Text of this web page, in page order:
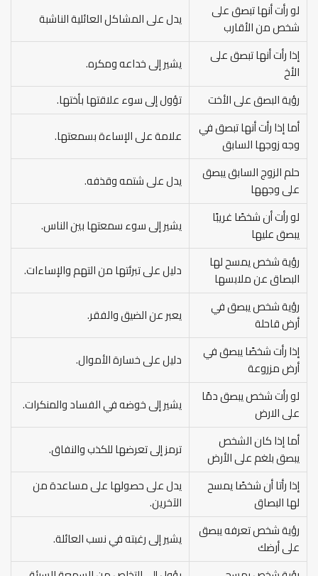
لو رأت أنها تبصق على
شخص من الأقارب
يدل على المشاكل العائلية الناشبة
إذا رأت أنها تبصق على
الأخ
يشير إلى خداعه ومكره.
رؤية البصق على الأخت
تؤول إلى سوء علاقتها بأختها.
أما إذا رأت أنها تبصق في
وجه زوجها السابق
علامة على الإساءة بسمعتها.
حلم الزوج السابق يبصق
على وجهها
يدل على شتمه وقذفه.
لو رأت أن شخصًا غريبًا
يبصق عليها
يشير إلى سوء سمعتها بين الناس.
رؤية شخص يمسح لها
البصاق عن ملابسها
دليل على تبرئتها من التهم والإساءات.
رؤية شخص يبصق في
أرض قاحلة
يعبر عن الضيق والفقر.
إذا رأت شخصًا يبصق في
أرض مزروعة
دليل على خسارة الأموال.
لو رأت شخص يبصق دمًا
على الارض
يشير إلى خوضه في الفساد والمنكرات.
أما إذا كان الشخص
يبصق بلغم على الأرض
ترمز إلى تعرضها للكذب والنفاق.
إذا رأتا أن شخصًا يمسح
لها البصاق
يدل على حصولها على مساعدة من
الآخرين.
رؤية شخص تعرفه يبصق
على أرضك
يشير إلى رغبته في نسب العائلة.